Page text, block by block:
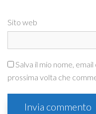
Sito web
Salva il mio nome,
prossima volta che